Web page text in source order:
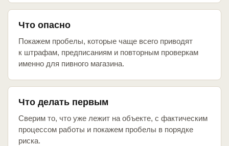
Что опасно
Покажем пробелы, которые чаще всего приводят
к штрафам, предписаниям и повторным проверкам
именно для пивного магазина.
Что делать первым
Сверим то, что уже лежит на объекте, с фактическим
процессом работы и покажем пробелы в порядке
риска.